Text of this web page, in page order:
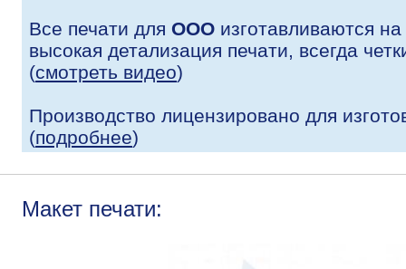
Все печати для ООО изготавливаются
высокая детализация печати, всегда
(смотреть видео)
Производство лицензировано для
(подробнее)
Макет печати: